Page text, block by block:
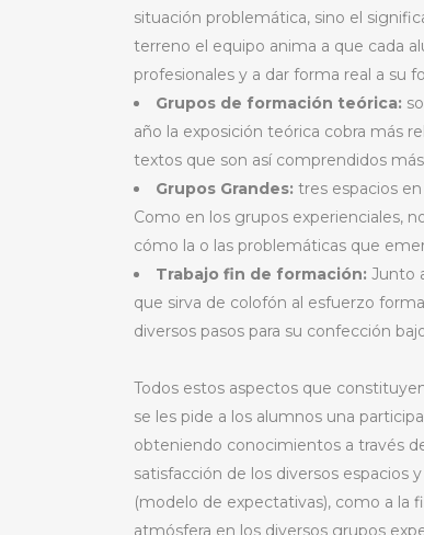
situación problemática, sino el
terreno el equipo anima a que cada
profesionales y a dar forma real a su
Grupos de formación teórica:
año la exposición teórica cobra más
textos que son así comprendidos
Grupos Grandes: tres espacios
Como en los grupos experienciales,
cómo la o las problemáticas que
Trabajo fin de formación: Junto
que sirva de colofón al esfuerzo
diversos pasos para su confección
Todos estos aspectos que
se les pide a los alumnos una
obteniendo conocimientos a través
satisfacción de los diversos espacios
(modelo de expectativas), como a la
atmósfera en los diversos grupos